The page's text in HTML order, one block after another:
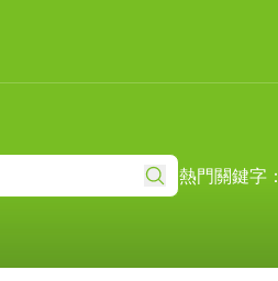
熱門關鍵字：